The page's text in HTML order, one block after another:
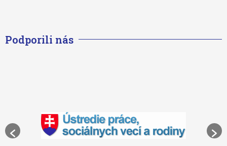
Podporili nás